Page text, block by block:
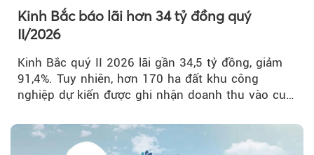
Kinh Bắc báo lãi hơn 34 tỷ đồng quý
II/2026
Kinh Bắc quý II 2026 lãi gần 34,5 tỷ đồng, giảm
91,4%. Tuy nhiên, hơn 170 ha đất khu công
nghiệp dự kiến được ghi nhận doanh thu vào cuối